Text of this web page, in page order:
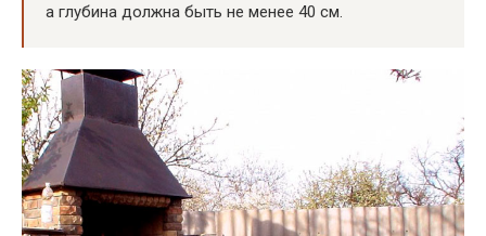
а глубина должна быть не менее 40 см.